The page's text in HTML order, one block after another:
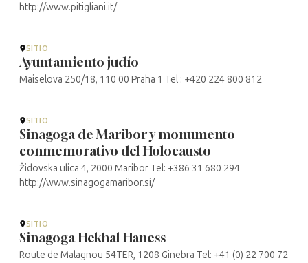
http://www.pitigliani.it/
SITIO
Ayuntamiento judío
Maiselova 250/18, 110 00 Praha 1 Tel : +420 224 800 812
SITIO
Sinagoga de Maribor y monumento
conmemorativo del Holocausto
Židovska ulica 4, 2000 Maribor Tel: +386 31 680 294
http://www.sinagogamaribor.si/
SITIO
Sinagoga Hekhal Haness
Route de Malagnou 54TER, 1208 Ginebra Tel: +41 (0) 22 700 72